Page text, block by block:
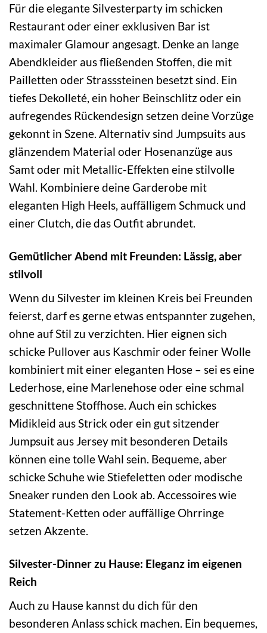
Für die elegante Silvesterparty im schicken
Restaurant oder einer exklusiven Bar ist
maximaler Glamour angesagt. Denke an lange
Abendkleider aus fließenden Stoffen, die mit
Pailletten oder Strasssteinen besetzt sind. Ein
tiefes Dekolleté, ein hoher Beinschlitz oder ein
aufregendes Rückendesign setzen deine Vorzüge
gekonnt in Szene. Alternativ sind Jumpsuits aus
glänzendem Material oder Hosenanzüge aus
Samt oder mit Metallic-Effekten eine stilvolle
Wahl. Kombiniere deine Garderobe mit
eleganten High Heels, auffälligem Schmuck und
einer Clutch, die das Outfit abrundet.
Gemütlicher Abend mit Freunden: Lässig, aber
stilvoll
Wenn du Silvester im kleinen Kreis bei Freunden
feierst, darf es gerne etwas entspannter zugehen,
ohne auf Stil zu verzichten. Hier eignen sich
schicke Pullover aus Kaschmir oder feiner Wolle
kombiniert mit einer eleganten Hose – sei es eine
Lederhose, eine Marlenehose oder eine schmal
geschnittene Stoffhose. Auch ein schickes
Midikleid aus Strick oder ein gut sitzender
Jumpsuit aus Jersey mit besonderen Details
können eine tolle Wahl sein. Bequeme, aber
schicke Schuhe wie Stiefeletten oder modische
Sneaker runden den Look ab. Accessoires wie
Statement-Ketten oder auffällige Ohrringe
setzen Akzente.
Silvester-Dinner zu Hause: Eleganz im eigenen
Reich
Auch zu Hause kannst du dich für den
besonderen Anlass schick machen. Ein bequemes,